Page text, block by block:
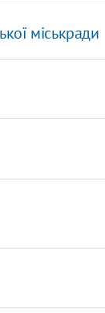
міськради